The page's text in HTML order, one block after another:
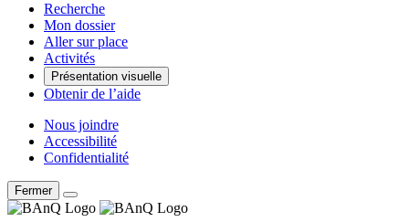
Recherche
Mon dossier
Aller sur place
Activités
Présentation visuelle
Obtenir de l’aide
Nous joindre
Accessibilité
Confidentialité
Fermer